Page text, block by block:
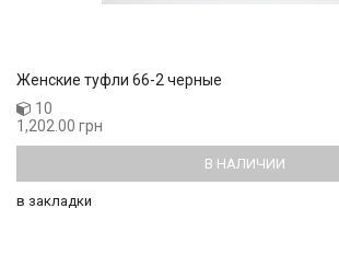
Женские туфли 66-2 черные
10
1,202.00 грн
В НАЛИЧИИ
в закладки